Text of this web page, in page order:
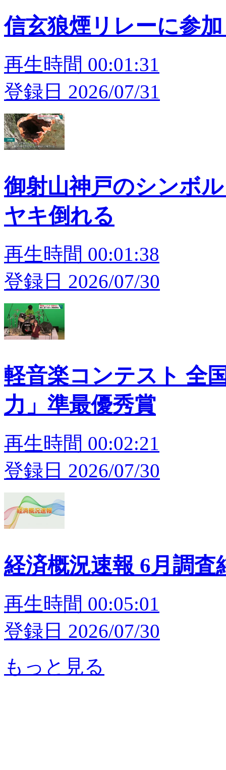
信玄狼煙リレーに参
再生時間 00:01:31
登録日 2026/07/31
御射山神戸のシンボ
ヤキ倒れる
再生時間 00:01:38
登録日 2026/07/30
軽音楽コンテスト 全
力」準最優秀賞
再生時間 00:02:21
登録日 2026/07/30
経済概況速報 6月調査
再生時間 00:05:01
登録日 2026/07/30
もっと見る